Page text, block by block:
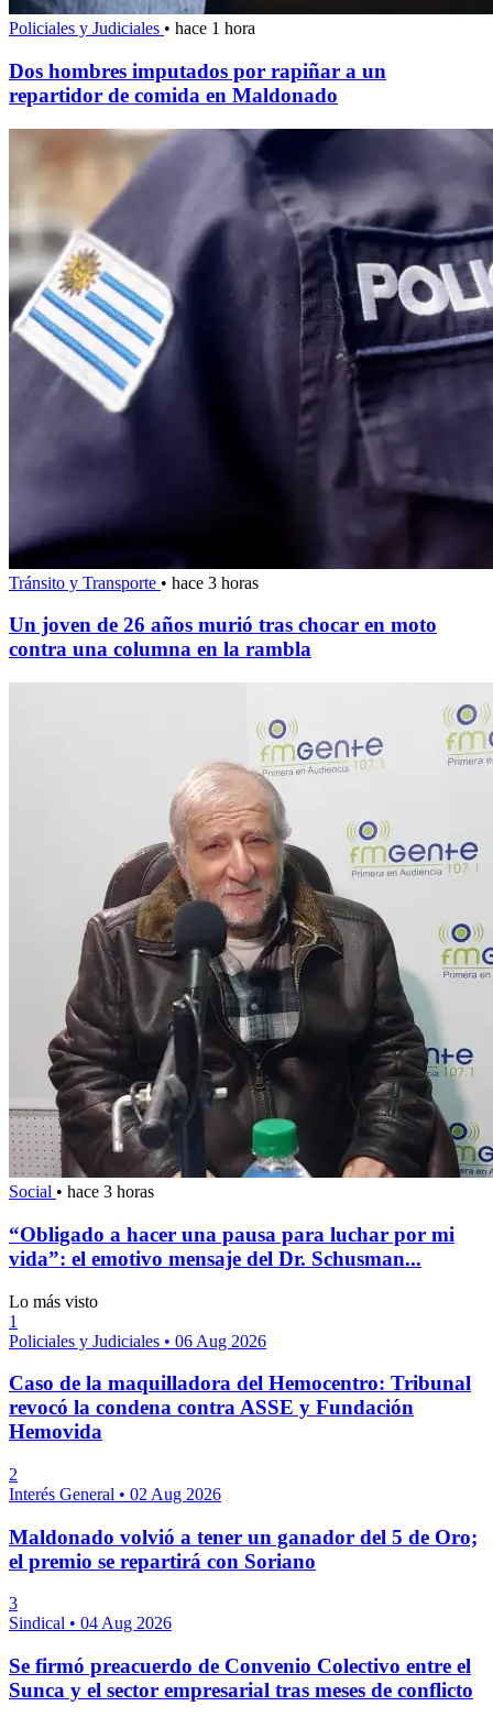
Policiales y Judiciales • hace 1 hora
Dos hombres imputados por rapiñar a un
repartidor de comida en Maldonado
Tránsito y Transporte • hace 3 horas
Un joven de 26 años murió tras chocar en moto
contra una columna en la rambla
Social • hace 3 horas
“Obligado a hacer una pausa para luchar por mi
vida”: el emotivo mensaje del Dr. Schusman...
Lo más visto
1
Policiales y Judiciales • 06 Aug 2026
Caso de la maquilladora del Hemocentro: Tribunal
revocó la condena contra ASSE y Fundación
Hemovida
2
Interés General • 02 Aug 2026
Maldonado volvió a tener un ganador del 5 de Oro;
el premio se repartirá con Soriano
3
Sindical • 04 Aug 2026
Se firmó preacuerdo de Convenio Colectivo entre el
Sunca y el sector empresarial tras meses de conflicto